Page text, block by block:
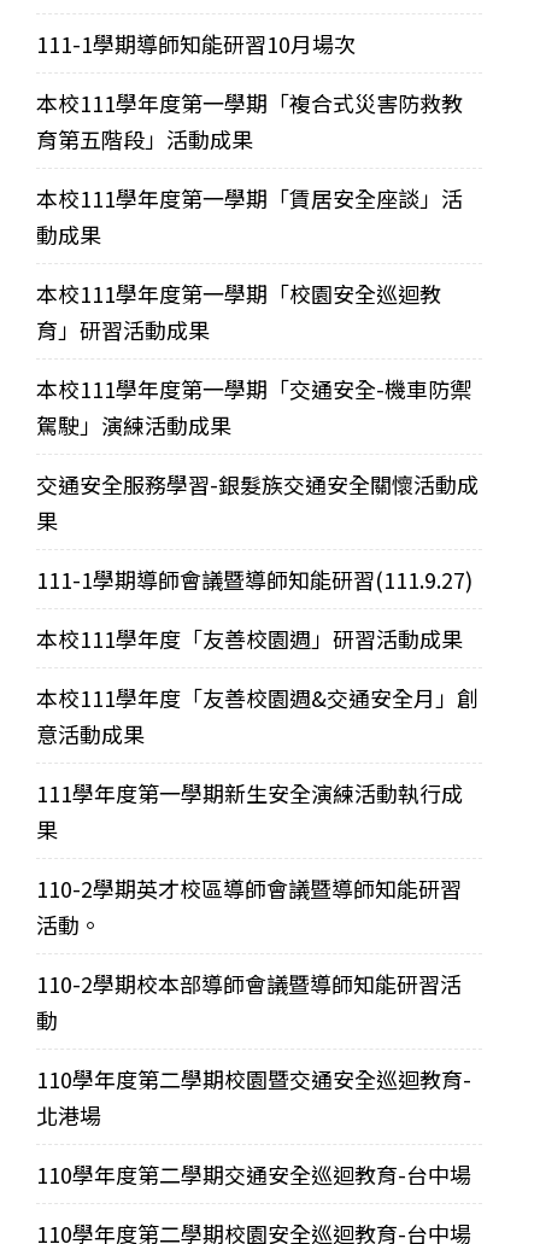
111-1學期導師知能研習10月場次
本校111學年度第一學期「複合式災害防救教
育第五階段」活動成果
本校111學年度第一學期「賃居安全座談」活
動成果
本校111學年度第一學期「校園安全巡迴教
育」研習活動成果
本校111學年度第一學期「交通安全-機車防禦
駕駛」演練活動成果
交通安全服務學習-銀髮族交通安全關懷活動成
果
111-1學期導師會議暨導師知能研習(111.9.27)
本校111學年度「友善校園週」研習活動成果
本校111學年度「友善校園週&交通安全月」創
意活動成果
111學年度第一學期新生安全演練活動執行成
果
110-2學期英才校區導師會議暨導師知能研習
活動。
110-2學期校本部導師會議暨導師知能研習活
動
110學年度第二學期校園暨交通安全巡迴教育-
北港場
110學年度第二學期交通安全巡迴教育-台中場
110學年度第二學期校園安全巡迴教育-台中場